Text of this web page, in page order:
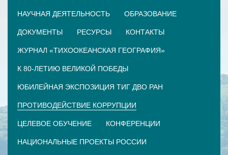
НАУЧНАЯ ДЕЯТЕЛЬНОСТЬ ОБРАЗОВАНИЕ
ДОКУМЕНТЫ РЕСУРСЫ КОНТАКТЫ
ЖУРНАЛ «ТИХООКЕАНСКАЯ ГЕОГРАФИЯ»
К 80-ЛЕТИЮ ВЕЛИКОЙ ПОБЕДЫ
ЮБИЛЕЙНАЯ ЭКСПОЗИЦИЯ ТИГ ДВО РАН
ПРОТИВОДЕЙСТВИЕ КОРРУПЦИИ
ЦЕЛЕВОЕ ОБУЧЕНИЕ КОНФЕРЕНЦИИ
НАЦИОНАЛЬНЫЕ ПРОЕКТЫ РОССИИ